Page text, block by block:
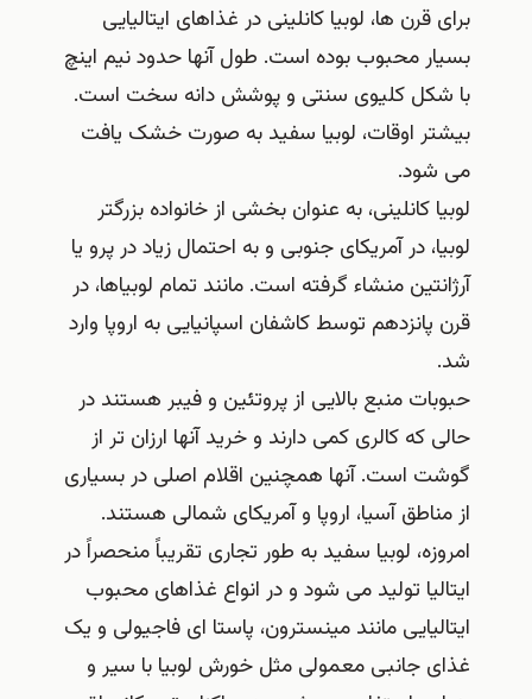
برای قرن ها، لوبیا کانلینی در غذاهای ایتالیایی
بسیار محبوب بوده است. طول آنها حدود نیم اینچ
با شکل کلیوی سنتی و پوشش دانه سخت است.
بیشتر اوقات، لوبیا سفید به صورت خشک یافت
می شود.
لوبیا کانلینی، به عنوان بخشی از خانواده بزرگتر
لوبیا، در آمریکای جنوبی و به احتمال زیاد در پرو یا
آرژانتین منشاء گرفته است. مانند تمام لوبیاها، در
قرن پانزدهم توسط کاشفان اسپانیایی به اروپا وارد
شد.
حبوبات منبع بالایی از پروتئین و فیبر هستند در
حالی که کالری کمی دارند و خرید آنها ارزان تر از
گوشت است. آنها همچنین اقلام اصلی در بسیاری
از مناطق آسیا، اروپا و آمریکای شمالی هستند.
امروزه، لوبیا سفید به طور تجاری تقریباً منحصراً در
ایتالیا تولید می شود و در انواع غذاهای محبوب
ایتالیایی مانند مینسترون، پاستا ای فاجیولی و یک
غذای جانبی معمولی مثل خورش لوبیا با سیر و